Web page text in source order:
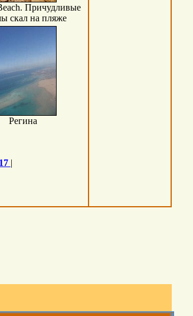
Причудливые
скал на пляже
Регина
17 |